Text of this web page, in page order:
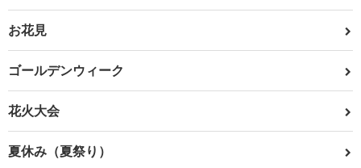
お花見
ゴールデンウィーク
花火大会
夏休み（夏祭り）